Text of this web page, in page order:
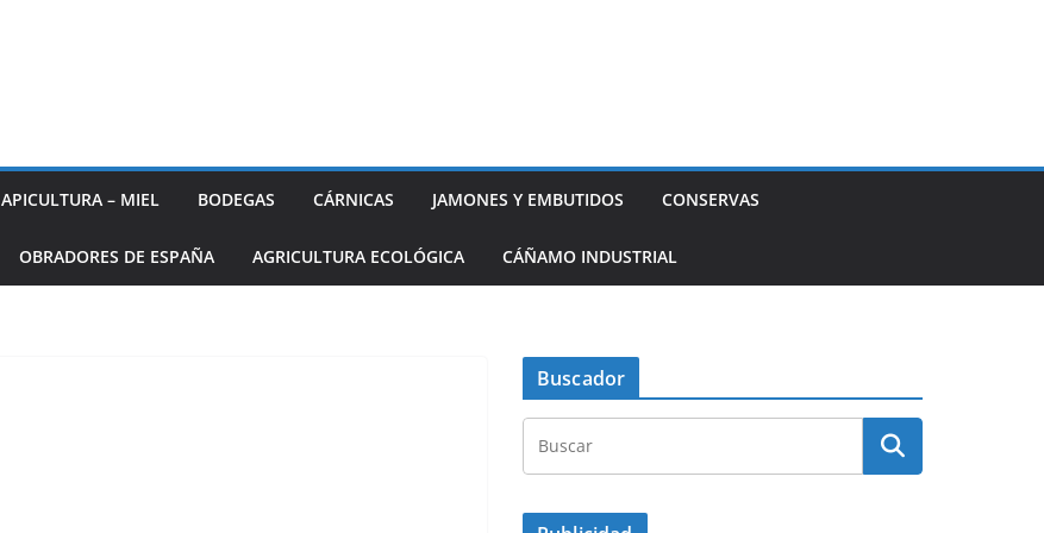
APICULTURA – MIEL BODEGAS CÁRNICAS JAMONES Y EMBUTIDOS CONSERVAS
OBRADORES DE ESPAÑA AGRICULTURA ECOLÓGICA CÁÑAMO INDUSTRIAL
Buscador